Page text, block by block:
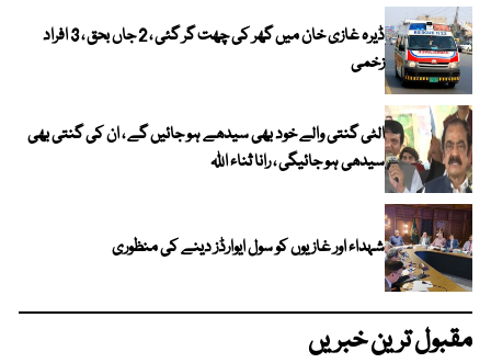
ڈیرہ غازی خان میں گھر کی چھت گر گئی ، 2 جاں بحق ، 3 افراد
زخمی
الٹی گنتی والے خود بھی سیدھے ہو جائیں گے ، ان کی گنتی بھی
سیدھی ہو جائیگی ، رانا ثناء اللہ
شہداء اور غازیوں کو سول ایوارڈز دینے کی منظوری
مقبول ترین خبریں